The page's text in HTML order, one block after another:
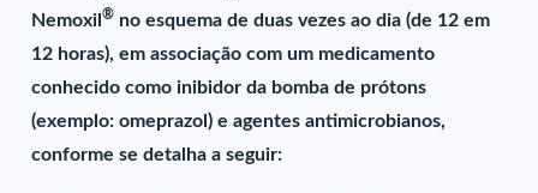
Nemoxil® no esquema de duas vezes ao dia (de 12 em
12 horas), em associação com um medicamento
conhecido como inibidor da bomba de prótons
(exemplo: omeprazol) e agentes antimicrobianos,
conforme se detalha a seguir: